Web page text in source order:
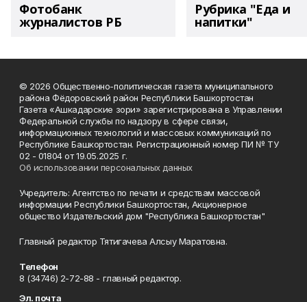
Фотобанк
журналистов РБ
Рубрика "Еда и
напитки"
© 2026 Общественно-политическая газета муниципального
района Фёдоровский район Республики Башкортостан
Газета «Ашкадарские зори» зарегистрирована в Управлении
Федеральной службы по надзору в сфере связи,
информационных технологий и массовых коммуникаций по
Республике Башкортостан. Регистрационный номер ПИ № ТУ
02 - 01804 от 19.05.2025 г.
Об использовании персональных данных
Учредитель: Агентство по печати и средствам массовой
информации Республики Башкортостан, Акционерное
общество Издательский дом "Республика Башкортостан"
Главный редактор Тятигачева Алсыу Маратовна.
Телефон
8 (34746) 2-72-88 - главный редактор.
Эл. почта